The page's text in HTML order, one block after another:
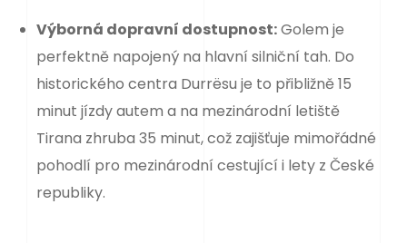
Výborná dopravní dostupnost:Golem je
perfektně napojený na hlavní silniční tah. Do
historického centra Durrësu je to přibližně 15
minut jízdy autem a na mezinárodní letiště
Tirana zhruba 35 minut, což zajišťuje mimořádné
pohodlí pro mezinárodní cestující i lety z České
republiky.